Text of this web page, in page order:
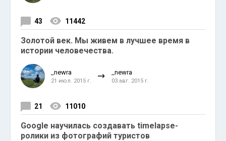
43 11442
Золотой век. Мы живем в лучшее время в
истории человечества.
_newra
21 июл. 2015 г.
_newra
03 авг. 2015 г.
21 11010
Google научилась создавать timelapse-
ролики из фотографий туристов